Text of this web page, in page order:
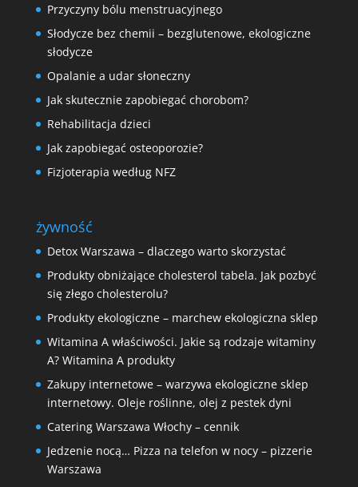
Przyczyny bólu menstruacyjnego
Słodycze bez chemii – bezglutenowe, ekologiczne
słodycze
Opalanie a udar słoneczny
Jak skutecznie zapobiegać chorobom?
Rehabilitacja dzieci
Jak zapobiegać osteoporozie?
Fizjoterapia według NFZ
żywność
Detox Warszawa – dlaczego warto skorzystać
Produkty obniżające cholesterol tabela. Jak pozbyć
się złego cholesterolu?
Produkty ekologiczne – marchew ekologiczna sklep
Witamina A właściwości. Jakie są rodzaje witaminy
A? Witamina A produkty
Zakupy internetowe – warzywa ekologiczne sklep
internetowy. Oleje roślinne, olej z pestek dyni
Catering Warszawa Włochy – cennik
Jedzenie nocą… Pizza na telefon w nocy – pizzerie
Warszawa